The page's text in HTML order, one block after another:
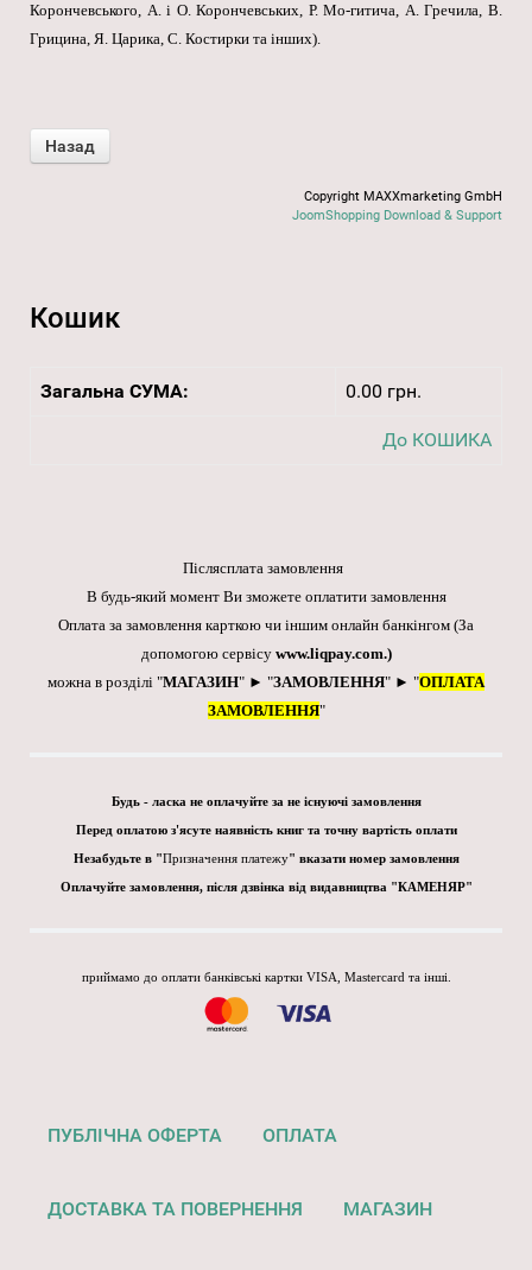
Корончевського, А. і О. Корончевських, Р. Мо-гитича, А. Гречила, В.
Грицина, Я. Царика, С. Костирки та інших).
Copyright MAXXmarketing GmbH
JoomShopping Download & Support
Кошик
Загальна СУМА: 0.00 грн.
До КОШИКА
Післясплата замовлення
В будь-який момент Ви зможете оплатити замовлення
Оплата за замовлення карткою чи іншим онлайн банкінгом (За
допомогою сервісу www.liqpay.com.)
можна в розділі "МАГАЗИН" ► "ЗАМОВЛЕННЯ" ► "ОПЛАТА
ЗАМОВЛЕННЯ"
Будь - ласка не оплачуйте за не існуючі замовлення
Перед оплатою з'ясуте наявність книг та точну вартість оплати
Незабудьте в "Призначення платежу" вказати номер замовлення
Оплачуйте замовлення, після дзвінка від видавництва "КАМЕНЯР"
приймамо до оплати банківські картки VISA, Mastercard та інші.
ПУБЛІЧНА ОФЕРТА ОПЛАТА
ДОСТАВКА ТА ПОВЕРНЕННЯ МАГАЗИН